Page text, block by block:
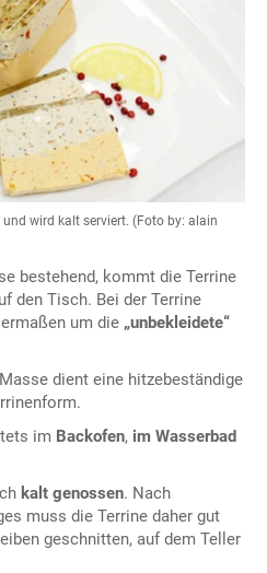
wird kalt serviert. (Foto by: alain
bestehend, kommt die Terrine
den Tisch. Bei der Terrine
um die „unbekleidete“
dient eine hitzebeständige
im Backofen, im Wasserbad
kalt genossen. Nach
muss die Terrine daher gut
geschnitten, auf dem Teller